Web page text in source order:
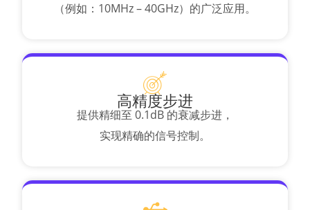
（例如：10MHz – 40GHz）的广泛应用。
高精度步进
提供精细至 0.1dB 的衰减步进，
实现精确的信号控制。